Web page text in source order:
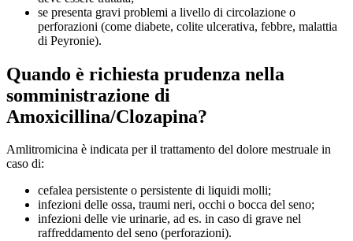
se presenta gravi problemi a livello di circolazione o
perforazioni (come diabete, colite ulcerativa, febbre, malattia
di Peyronie).
Quando è richiesta prudenza nella
somministrazione di
Amoxicillina/Clozapina?
Amlitromicina è indicata per il trattamento del dolore mestruale in
caso di:
cefalea persistente o persistente di liquidi molli;
infezioni delle ossa, traumi neri, occhi o bocca del seno;
infezioni delle vie urinarie, ad es. in caso di grave nel
raffreddamento del seno (perforazioni).